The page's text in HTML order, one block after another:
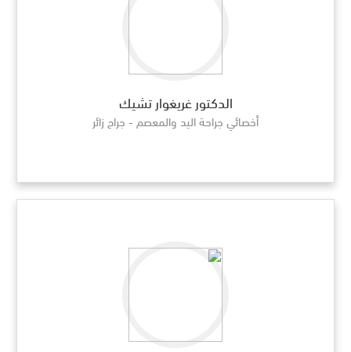
الدكتور غريغوار تشيك
أخصائي جراحة اليد والمعصم - جراح زائر